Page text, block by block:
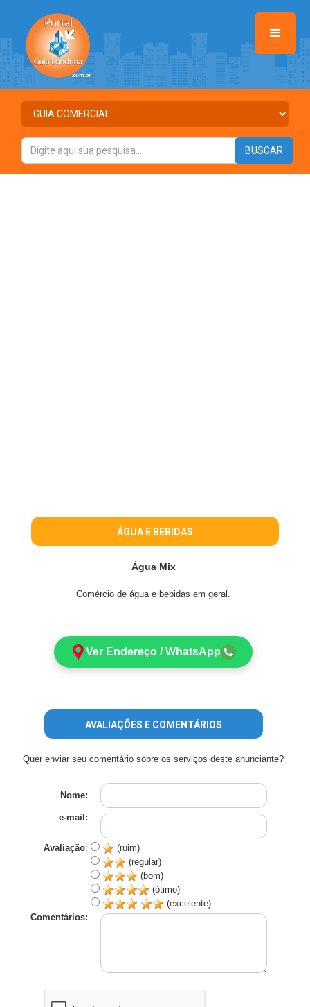
ÁGUA E BEBIDAS
Água Mix
Comércio de água e bebidas em geral.
Ver Endereço / WhatsApp
AVALIAÇÕES E COMENTÁRIOS
Quer enviar seu comentário sobre os serviços deste anunciante?
Nome:
e-mail:
Avaliação:
(ruim)
(regular)
(bom)
(ótimo)
(excelente)
Comentários: